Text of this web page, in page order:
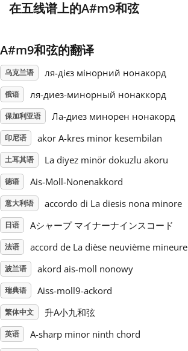
Svenska
Tiếng Việt
简体中文
繁體中文
在五线谱上的A#m9和弦
A#m9和弦的翻译
乌克兰语 ля-дієз мінорний нонакорд
俄语 ля-диез-минорный нонаккорд
保加利亚语 Ла-диез минорен нонакорд
印尼语 akor A-kres minor kesembilan
土耳其语 La diyez minör dokuzlu akoru
德语 Ais-Moll-Nonenakkord
意大利语 accordo di La diesis nona minore
日语 Aシャープ マイナーナインスコード
法语 accord de La dièse neuvième mineure
波兰语 akord ais-moll nonowy
瑞典语 Aiss-moll9-ackord
繁体中文 升A小九和弦
英语 A-sharp minor ninth chord